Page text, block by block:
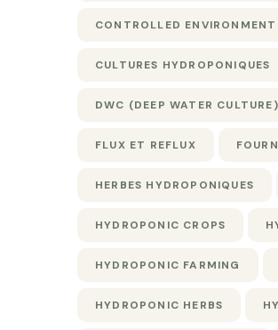
CONTROLLED
CULTURES HYDROPONIQUES
DWC (DEEP WATER CULTURE)
FLUX ET REFLUX
HERBES HYDROPONIQUES
HYDROPONIC CROPS
HYDROPONIC FARMING
HYDROPONIC HERBS